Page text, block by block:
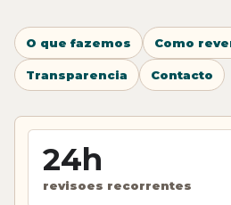
O que fazemos Como
Transparencia Contacto
24h
revisoes recorrentes